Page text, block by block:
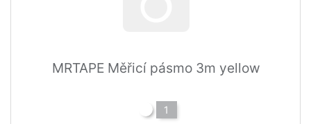
MRTAPE Měřicí pásmo 3m yellow
1